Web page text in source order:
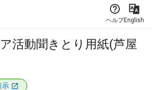
ヘルプEnglish
活動聞きとり用紙(芦屋
示